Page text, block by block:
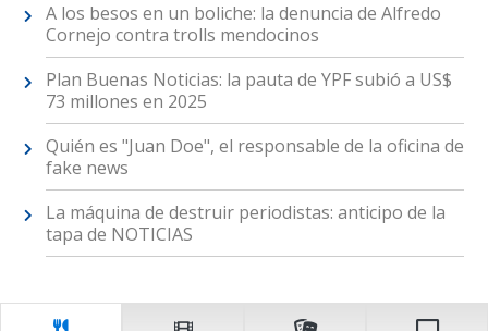
A los besos en un boliche: la denuncia de Alfredo
Cornejo contra trolls mendocinos
Plan Buenas Noticias: la pauta de YPF subió a US$
73 millones en 2025
Quién es "Juan Doe", el responsable de la oficina de
fake news
La máquina de destruir periodistas: anticipo de la
tapa de NOTICIAS